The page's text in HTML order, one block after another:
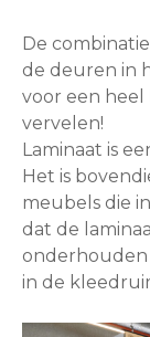
De
de deuren in
voor een
vervelen!
Laminaat is
Het is
meubels die
dat de
in de